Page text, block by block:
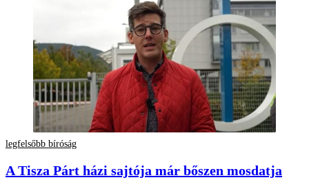
legfelsőbb bíróság
A Tisza Párt házi sajtója már bőszen mosdatja